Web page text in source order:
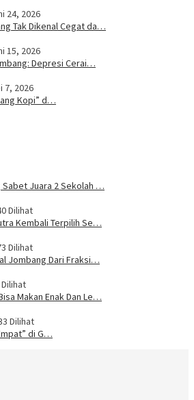
24, 2026
Tak Dikenal Cegat da…
15, 2026
Depresi Cerai…
7, 2026
Kopi” d…
Sabet Juara 2 Sekolah …
Dilihat
Kembali Terpilih Se…
Dilihat
Jombang Dari Fraksi…
Makan Enak Dan Le…
Dilihat
di G…